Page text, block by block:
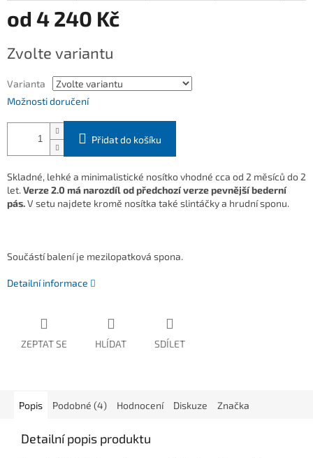
od 4 240 Kč
cena:
Zvolte variantu
Varianta
Možnosti doručení
Přidat do košíku
Skladné, lehké a minimalistické nosítko vhodné cca od 2 měsíců do 2
let. Verze 2.0 má narozdíl od předchozí verze pevnější bederní
pás.V setu najdete kromě nosítka také slintáčky a hrudnísponu.
Součástí balení je mezilopatková spona.
Detailní informace
ZEPTAT SE HLÍDAT SDÍLET
Popis Podobné (4) Hodnocení Diskuze Značka
Detailní popis produktu